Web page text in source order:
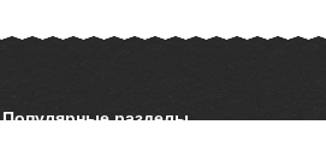
Популярные разделы